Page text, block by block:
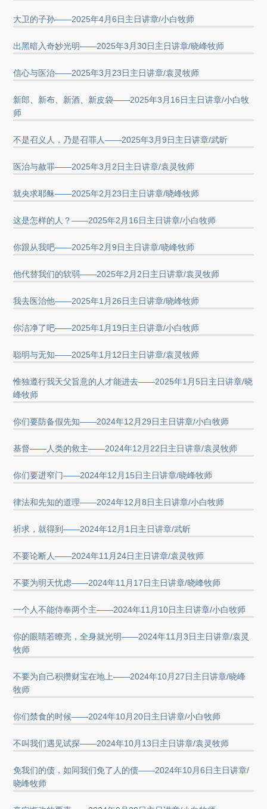
大卫的子孙——2025年4月6日主日讲章/小白牧师
出黑暗入奇妙光明——2025年3月30日主日讲章/晓峰牧师
信心与医治——2025年3月23日主日讲章/袁灵牧师
新郎、新布、新酒、新皮袋——2025年3月16日主日讲章/小白牧
师
不是召义人，乃是召罪人——2025年3月9日主日讲章/武昕
医治与赦罪——2025年3月2日主日讲章/袁灵牧师
就央求耶稣——2025年2月23日主日讲章/晓峰牧师
这是怎样的人？——2025年2月16日主日讲章/小白牧师
你跟从我吧——2025年2月9日主日讲章/晓峰牧师
他代替我们的软弱——2025年2月2日主日讲章/袁灵牧师
我去医治他——2025年1月26日主日讲章/晓峰牧师
你洁净了吧——2025年1月19日主日讲章/小白牧师
聪明与无知——2025年1月12日主日讲章/袁灵牧师
惟独遵行我天父旨意的人才能进去——2025年1月5日主日讲章/晓
峰牧师
你们要防备假先知——2024年12月29日主日讲章/小白牧师
基督——人类的救主——2024年12月22日主日讲章/袁灵牧师
你们要进窄门——2024年12月15日主日讲章/晓峰牧师
律法和先知的道理——2024年12月8日主日讲章/小白牧师
祈求，就得到——2024年12月1日主日讲章/武昕
不要论断人——2024年11月24日主日讲章/袁灵牧师
不要为明天忧虑——2024年11月17日主日讲章/晓峰牧师
一个人不能侍奉两个主——2024年11月10日主日讲章/小白牧师
你的眼睛若瞭亮，全身就光明——2024年11月3日主日讲章/袁灵
牧师
不要为自己积攒财宝在地上——2024年10月27日主日讲章/晓峰
牧师
你们禁食的时候——2024年10月20日主日讲章/小白牧师
不叫我们遇见试探——2024年10月13日主日讲章/袁灵牧师
免我们的债，如同我们免了人的债——2024年10月6日主日讲章/
晓峰牧师